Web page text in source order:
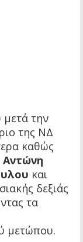
την
της ΝΔ
καθώς
Αντώνη
και
δεξιάς
τα
μετώπου.